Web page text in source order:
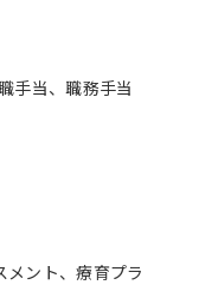
手当、職務手当
ント、療育プラ